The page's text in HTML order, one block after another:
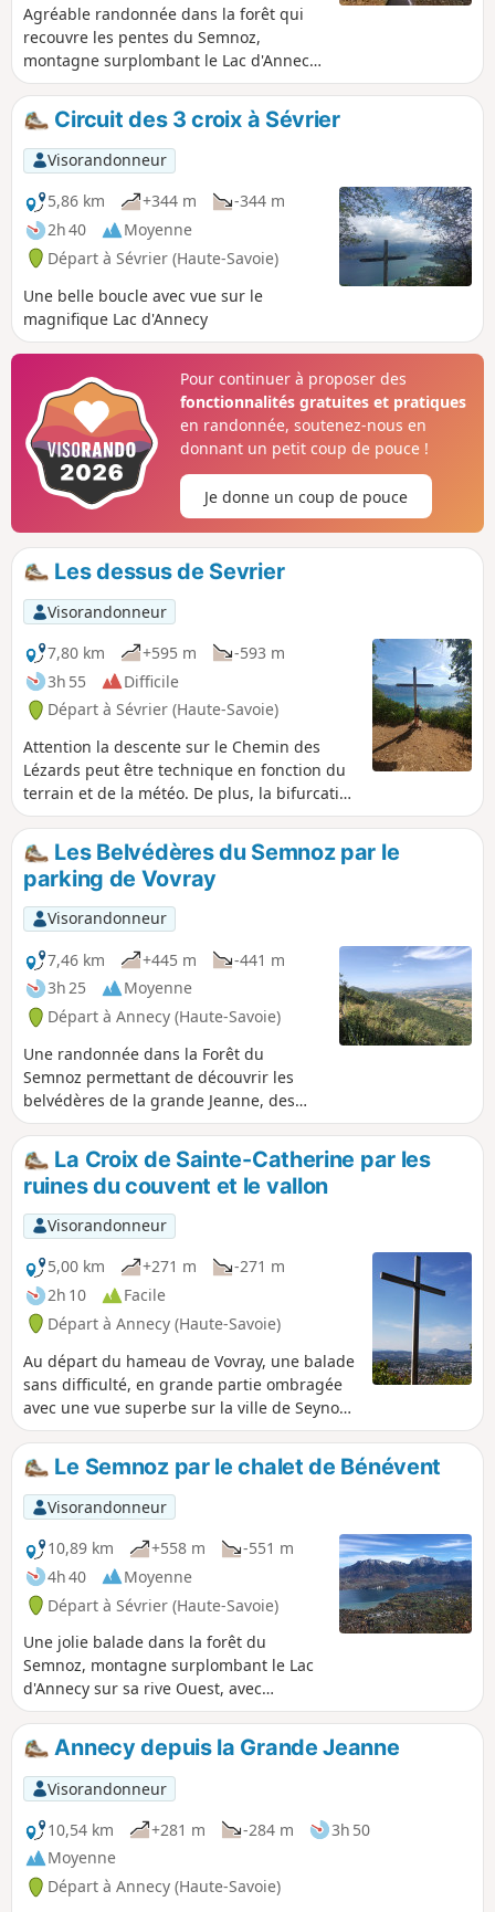
Agréable randonnée dans la forêt qui
recouvre les pentes du Semnoz,
montagne surplombant le Lac d'Annecy
sur sa rive Ouest. De superbes points
de vue sur le lac et son environnement
sont au menu.
Circuit des 3 croix à Sévrier
Visorandonneur
5,86 km
+344 m
-344 m
2h 40
Moyenne
Départ à Sévrier (Haute-Savoie)
Une belle boucle avec vue sur le
magnifique Lac d'Annecy
Pour continuer à proposer des
fonctionnalités gratuites et pratiques
en randonnée, soutenez-nous en
donnant un petit coup de pouce !
Je donne un coup de pouce
Les dessus de Sevrier
Visorandonneur
7,80 km
+595 m
-593 m
3h 55
Difficile
Départ à Sévrier (Haute-Savoie)
Attention la descente sur le Chemin des
Lézards peut être technique en fonction du
terrain et de la météo. De plus, la bifurcation
sur ce chemin est difficile à trouver.Les plus
de cette Rando : fraîcheur en forêt,
randonnée sur de beaux chemins forestiers,
quelques points de vue panoramiques sur le
Lac d'Annecy
Les Belvédères du Semnoz par le
parking de Vovray
Visorandonneur
7,46 km
+445 m
-441 m
3h 25
Moyenne
Départ à Annecy (Haute-Savoie)
Une randonnée dans la Forêt du
Semnoz permettant de découvrir les
belvédères de la grande Jeanne, des
Gélinottes et les rochers des becs. Ces
belvédères offrent une vue sur la plaine
de Sacconges et de l'albanais. C'est une
escapade très appréciable en été car
pratiquement tout le temps en forêt.
La Croix de Sainte-Catherine par les
ruines du couvent et le vallon
Visorandonneur
5,00 km
+271 m
-271 m
2h 10
Facile
Départ à Annecy (Haute-Savoie)
Au départ du hameau de Vovray, une balade
sans difficulté, en grande partie ombragée
avec une vue superbe sur la ville de Seynod
et sur le bassin d'Annecy.
Le Semnoz par le chalet de Bénévent
Visorandonneur
10,89 km
+558 m
-551 m
4h 40
Moyenne
Départ à Sévrier (Haute-Savoie)
Une jolie balade dans la forêt du
Semnoz, montagne surplombant le Lac
d'Annecy sur sa rive Ouest, avec
quelques échappées visuelles
intéressantes sur ce lac. Cette balade
peut être réalisée par temps chaud et
ensoleillé, la totalité du parcours étant à
couvert.
Annecy depuis la Grande Jeanne
Visorandonneur
10,54 km
+281 m -284 m
3h 50
Moyenne
Départ à Annecy (Haute-Savoie)